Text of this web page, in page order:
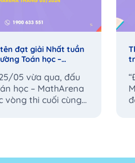
tên đạt giải Nhất tuần
Toán học –
05 vừa qua, đấu
học – MathArena
vòng thi cuối cùng